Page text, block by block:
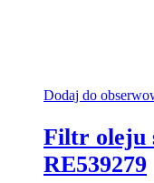
Dodaj do
Filtr oleju
RE539279